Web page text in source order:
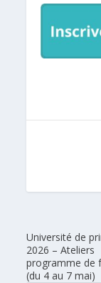
Université de
2026 – Ateliers
programme de
(du 4 au 7 mai)